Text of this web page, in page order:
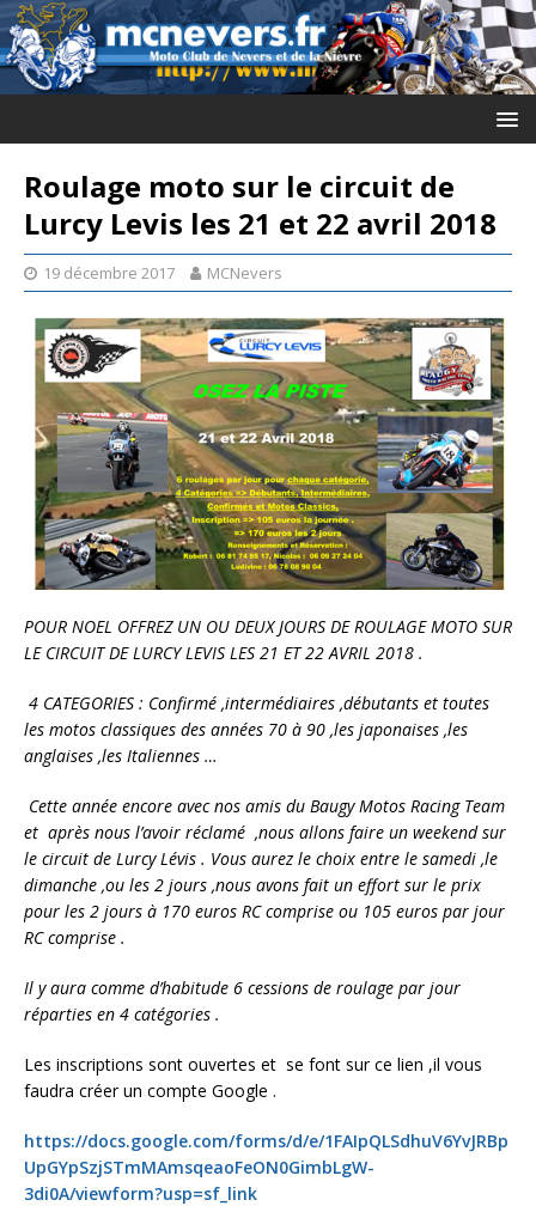
Roulage moto sur le circuit de
Lurcy Levis les 21 et 22 avril 2018
19 décembre 2017 MCNevers
POUR NOEL OFFREZ UN OU DEUX JOURS DE ROULAGE MOTO SUR
LE CIRCUIT DE LURCY LEVIS LES 21 ET 22 AVRIL 2018 .
4 CATEGORIES : Confirmé ,intermédiaires ,débutants et toutes
les motos classiques des années 70 à 90 ,les japonaises ,les
anglaises ,les Italiennes …
Cette année encore avec nos amis du Baugy Motos Racing Team
et après nous l’avoir réclamé ,nous allons faire un weekend sur
le circuit de Lurcy Lévis . Vous aurez le choix entre le samedi ,le
dimanche ,ou les 2 jours ,nous avons fait un effort sur le prix
pour les 2 jours à 170 euros RC comprise ou 105 euros par jour
RC comprise .
Il y aura comme d’habitude 6 cessions de roulage par jour
réparties en 4 catégories .
Les inscriptions sont ouvertes et se font sur ce lien ,il vous
faudra créer un compte Google .
https://docs.google.com/forms/d/e/1FAIpQLSdhuV6YvJRBp
UpGYpSzjSTmMAmsqeaoFeON0GimbLgW-
3di0A/viewform?usp=sf_link